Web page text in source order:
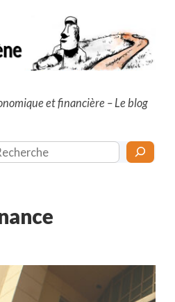
et financière – Le blog